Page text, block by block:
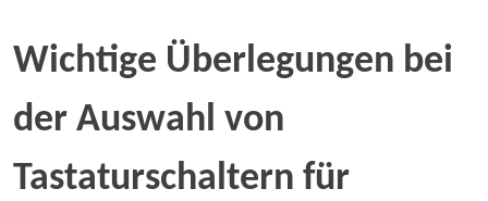
Wichtige Überlegungen bei
der Auswahl von
Tastaturschaltern für